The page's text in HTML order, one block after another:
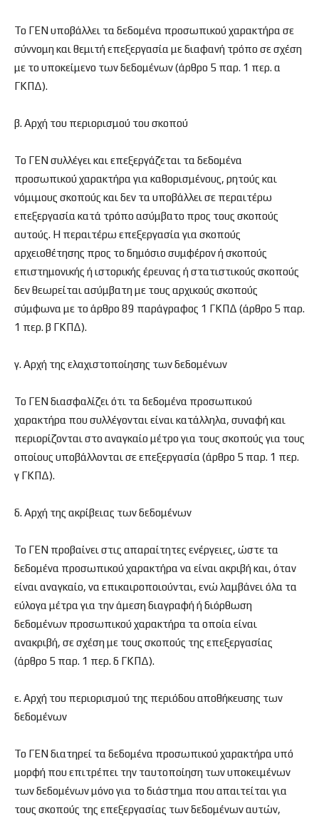
Το ΓΕΝ υποβάλλει τα δεδομένα προσωπικού χαρακτήρα σε
σύννομη και θεμιτή επεξεργασία με διαφανή τρόπο σε σχέση
με το υποκείμενο των δεδομένων (άρθρο 5 παρ. 1 περ. α
ΓΚΠΔ).
β. Αρχή του περιορισμού του σκοπού
Το ΓΕΝ συλλέγει και επεξεργάζεται τα δεδομένα
προσωπικού χαρακτήρα για καθορισμένους, ρητούς και
νόμιμους σκοπούς και δεν τα υποβάλλει σε περαιτέρω
επεξεργασία κατά τρόπο ασύμβατο προς τους σκοπούς
αυτούς. Η περαιτέρω επεξεργασία για σκοπούς
αρχειοθέτησης προς το δημόσιο συμφέρον ή σκοπούς
επιστημονικής ή ιστορικής έρευνας ή στατιστικούς σκοπούς
δεν θεωρείται ασύμβατη με τους αρχικούς σκοπούς
σύμφωνα με το άρθρο 89 παράγραφος 1 ΓΚΠΔ (άρθρο 5 παρ.
1 περ. β ΓΚΠΔ).
γ. Αρχή της ελαχιστοποίησης των δεδομένων
Το ΓΕΝ διασφαλίζει ότι τα δεδομένα προσωπικού
χαρακτήρα που συλλέγονται είναι κατάλληλα, συναφή και
περιορίζονται στο αναγκαίο μέτρο για τους σκοπούς για τους
οποίους υποβάλλονται σε επεξεργασία (άρθρο 5 παρ. 1 περ.
γ ΓΚΠΔ).
δ. Αρχή της ακρίβειας των δεδομένων
Το ΓΕΝ προβαίνει στις απαραίτητες ενέργειες, ώστε τα
δεδομένα προσωπικού χαρακτήρα να είναι ακριβή και, όταν
είναι αναγκαίο, να επικαιροποιούνται, ενώ λαμβάνει όλα τα
εύλογα μέτρα για την άμεση διαγραφή ή διόρθωση
δεδομένων προσωπικού χαρακτήρα τα οποία είναι
ανακριβή, σε σχέση με τους σκοπούς της επεξεργασίας
(άρθρο 5 παρ. 1 περ. δ ΓΚΠΔ).
ε. Αρχή του περιορισμού της περιόδου αποθήκευσης των
δεδομένων
Το ΓΕΝ διατηρεί τα δεδομένα προσωπικού χαρακτήρα υπό
μορφή που επιτρέπει την ταυτοποίηση των υποκειμένων
των δεδομένων μόνο για το διάστημα που απαιτείται για
τους σκοπούς της επεξεργασίας των δεδομένων αυτών,